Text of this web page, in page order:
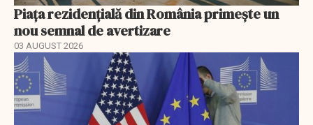
Piața rezidențială din România primește un
nou semnal de avertizare
03 AUGUST 2026